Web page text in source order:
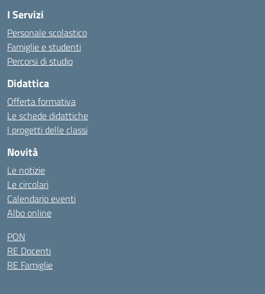
I Servizi
Personale scolastico
Famiglie e studenti
Percorsi di studio
Didattica
Offerta formativa
Le schede didattiche
I progetti delle classi
Novità
Le notizie
Le circolari
Calendario eventi
Albo online
PON
RE Docenti
RE Famiglie